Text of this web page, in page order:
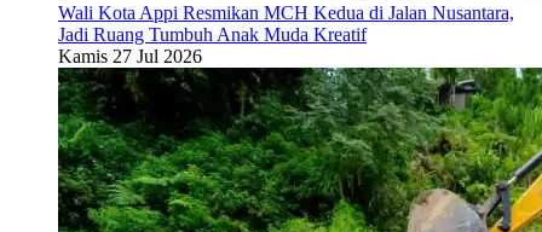
Wali Kota Appi Resmikan MCH Kedua di Jalan Nusantara,
Jadi Ruang Tumbuh Anak Muda Kreatif
Kamis 27 Jul 2026